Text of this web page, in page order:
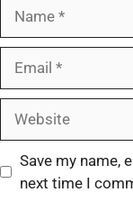
Save my name,
next time I